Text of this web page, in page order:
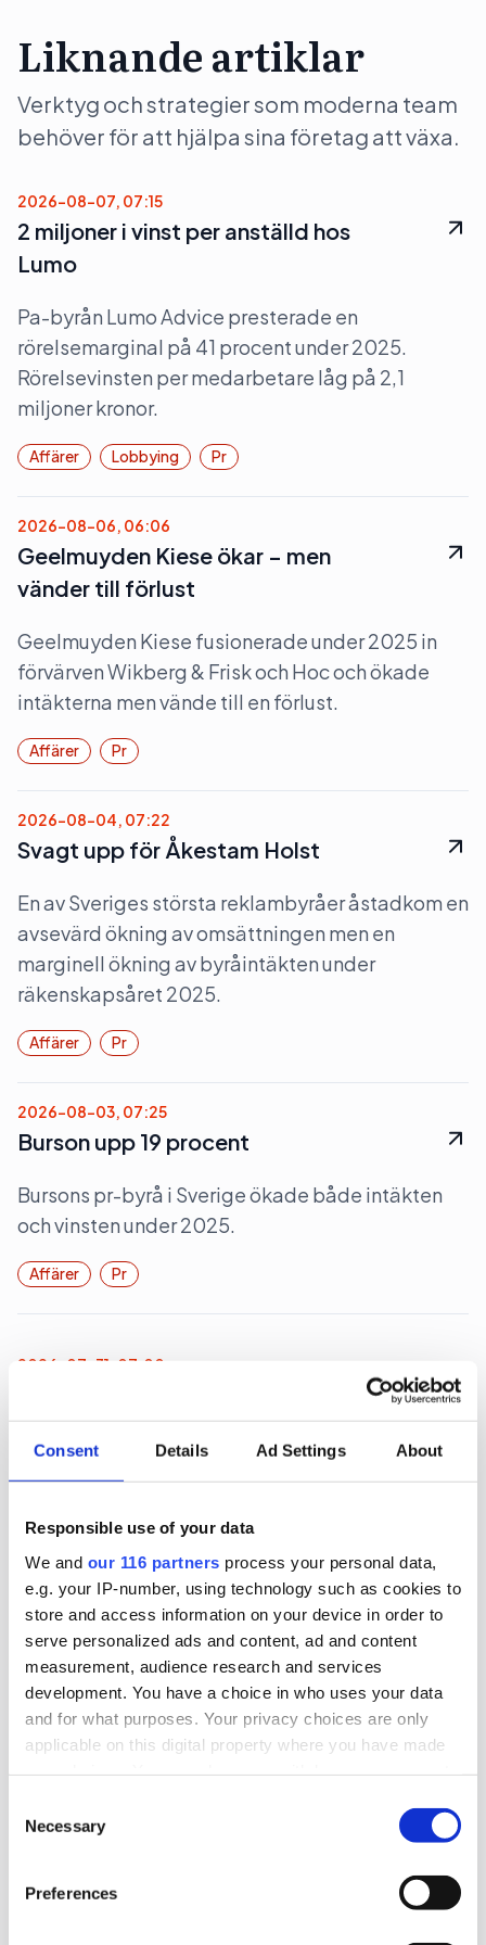
Consent Details Ad Settings About
Responsible use of your data
We and our 116 partners process your personal data,
e.g. your IP-number, using technology such as cookies to
store and access information on your device in order to
serve personalized ads and content, ad and content
measurement, audience research and services
development. You have a choice in who uses your data
and for what purposes. Your privacy choices are only
applicable on this digital property where you have made
the Privacy trigger icon.
Find out more about how your personal data is processed
and set your preferences in the
Selection
Necessary
Preferences
Liknande artiklar
Verktyg och strategier som moderna team
behöver för att hjälpa sina företag att växa.
2026-08-07, 07:15
2 miljoner i vinst per anställd hos
Lumo
Pa-byrån Lumo Advice presterade en
rörelsemarginal på 41 procent under 2025.
Rörelsevinsten per medarbetare låg på 2,1
miljoner kronor.
Affärer Lobbying Pr
2026-08-06, 06:06
Geelmuyden Kiese ökar – men
vänder till förlust
Geelmuyden Kiese fusionerade under 2025 in
förvärven Wikberg & Frisk och Hoc och ökade
intäkterna men vände till en förlust.
Affärer Pr
2026-08-04, 07:22
Svagt upp för Åkestam Holst
En av Sveriges största reklambyråer åstadkom en
avsevärd ökning av omsättningen men en
marginell ökning av byråintäkten under
räkenskapsåret 2025.
Affärer Pr
2026-08-03, 07:25
Burson upp 19 procent
Bursons pr-byrå i Sverige ökade både intäkten
och vinsten under 2025.
Affärer Pr
2026-07-31, 07:00
Pa-koncernen Rud Pedersen ökade under 2025
både intäkten och lönsamheten och passerade
Affärer Pr
2026-07-28, 06:37
Rött för Obeya
För första gången sedan starten 2015 har pr-
byrån Obeya gått med förlust. Det skedde
räkenskapsåret 2025.
Affärer
2026-07-24, 08:00